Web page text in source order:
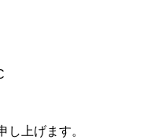
上げます。